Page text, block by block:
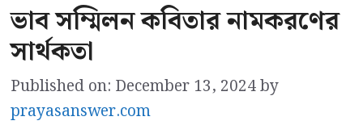
ভাব সম্মিলন কবিতার নামকরণের
সার্থকতা
Published on: December 13, 2024by
prayasanswer.com